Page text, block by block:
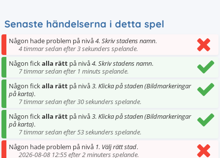
Senaste händelserna i detta spel
Någon hade problem på nivå4. Skriv stadens namn.
4 timmar sedan efter 3 sekunders spelande.
Någon fickalla rätt på nivå4. Skriv stadens namn.
7 timmar sedan efter 1 minuts spelande.
Någon fickalla rätt på nivå3. Klicka på staden (Bildmarkeringar
på karta).
7 timmar sedan efter 30 sekunders spelande.
Någon fickalla rätt på nivå3. Klicka på staden (Bildmarkeringar
på karta).
7 timmar sedan efter 53 sekunders spelande.
Någon hade problem på nivå 1. Välj rätt stad.
2026-08-08 12:55 efter 2 minuters spelande.